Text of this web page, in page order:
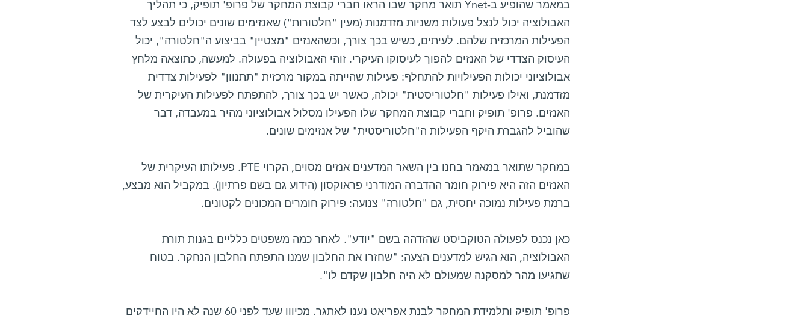
במאמר שהופיע ב-Ynet תואר מחקר שבו הראו חברי קבוצת המחקר של פרופ' תופיק, כי תהליך
האבולוציה יכול לנצל פעולות משניות מזדמנות (מעין "חלטורות") שאנזימים שונים יכולים לבצע לצד
הפעילות המרכזית שלהם. לעיתים, כשיש בכך צורך, וכשהאנזים "מצטיין" בביצוע ה"חלטורה", יכול
העיסוק הצדדי של האנזים להפוך לעיסוקו העיקרי. זוהי האבולוציה בפעולה. למעשה, כתוצאה מלחץ
אבולוציוני יכולות הפעילויות להתחלף: פעילות שהייתה במקור מרכזית "תתנוון" לפעילות צדדית
מזדמנת, ואילו פעילות "חלטוריסטית" יכולה, כאשר יש בכך צורך, להתפתח לפעילות העיקרית של
האנזים. פרופ' תופיק וחברי קבוצת המחקר שלו הפעילו מסלול אבולוציוני מהיר במעבדה, דבר
שהוביל להגברת היקף הפעילות ה"חלטוריסטית" של אנזימים שונים.
במחקר שתואר במאמר בחנו בין השאר המדענים אנזים מסוים, הקרוי PTE. פעילותו העיקרית של
האנזים הזה היא פירוק חומר ההדברה המודרני פראוקסון (הידוע גם בשם פרתיון). במקביל הוא מבצע,
ברמת פעילות נמוכה יחסית, גם "חלטורה" צנועה: פירוק חומרים המכונים לקטונים.
כאן נכנס לפעולה הטוקביסט שהזדהה בשם "יודע". לאחר כמה משפטים כלליים בגנות תורת
האבולוציה, הוא הגיש למדענים הצעה: "שחזרו את החלבון שמנו התפתח החלבון הנחקר. בטוח
שתגיעו מהר למסקנה שמעולם לא היה חלבון שקדם לו".
פרופ' תופיק ותלמידת המחקר לבנת אפריאט נענו לאתגר. מכיוון שעד לפני 60 שנה לא היו החיידקים